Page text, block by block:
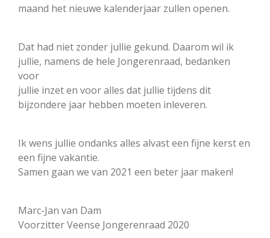
maand het nieuwe kalenderjaar zullen openen.
Dat had niet zonder jullie gekund. Daarom wil ik
jullie, namens de hele Jongerenraad, bedanken
voor
jullie inzet en voor alles dat jullie tijdens dit
bijzondere jaar hebben moeten inleveren.
Ik wens jullie ondanks alles alvast een fijne kerst en
een fijne vakantie.
Samen gaan we van 2021 een beter jaar maken!
Marc-Jan van Dam
Voorzitter Veense Jongerenraad 2020